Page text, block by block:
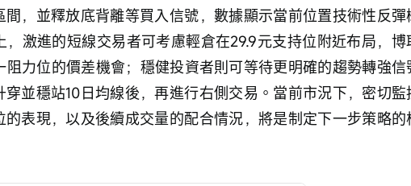
間，並釋放底背離等買入信號，數據顯示當前位置技術性反彈
，激進的短線交易者可考慮輕倉在29.9元支持位附近布局，博
阻力位的價差機會；穩健投資者則可等待更明確的趨勢轉強信
穿並穩站10日均線後，再進行右側交易。當前市況下，密切監
的表現，以及後續成交量的配合情況，將是制定下一步策略的